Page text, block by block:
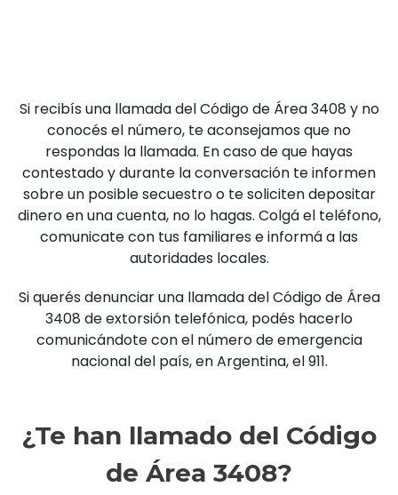
Si recibís una llamada del Código de Área 3408 y no
conocés el número, te aconsejamos que no
respondas la llamada. En caso de que hayas
contestado y durante la conversación te informen
sobre un posible secuestro o te soliciten depositar
dinero en una cuenta, no lo hagas. Colgá el teléfono,
comunicate con tus familiares e informá a las
autoridades locales.
Si querés denunciar una llamada del Código de Área
3408 de extorsión telefónica, podés hacerlo
comunicándote con el número de emergencia
nacional del país, en Argentina, el 911.
¿Te han llamado del Código
de Área 3408?